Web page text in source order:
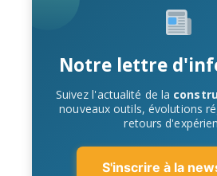
Notre lettre
Suivez l'actualité de la
nouveaux outils, évolutions
retours
S'inscrire à la